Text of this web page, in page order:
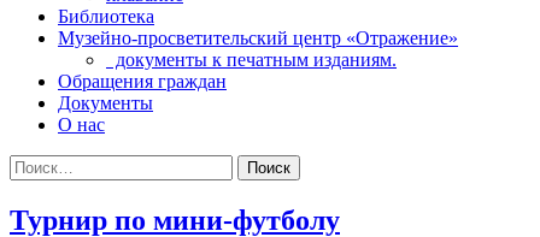
Библиотека
Музейно-просветительский центр «Отражение»
документы к печатным изданиям.
Обращения граждан
Документы
О нас
Поиск:
Турнир по мини-футболу